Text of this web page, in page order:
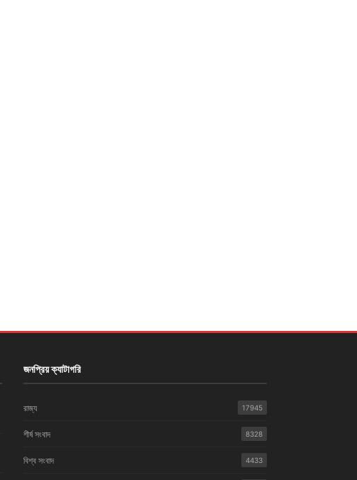
জনপ্রিয় ক্যাটাগরি
রাজ্য 17945
শীর্ষ সংবাদ 8328
বিশ্ব সংবাদ 4433